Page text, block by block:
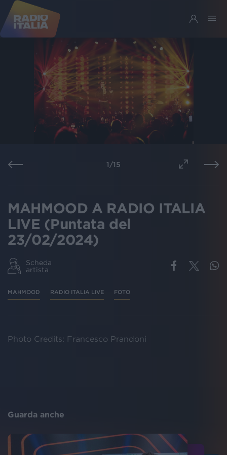
1/15
MAHMOOD A RADIO ITALIA
LIVE (Puntata del
23/02/2024)
Scheda
artista
MAHMOOD RADIO ITALIA LIVE FOTO
Photo Credits: Francesco Prandoni
Guarda anche